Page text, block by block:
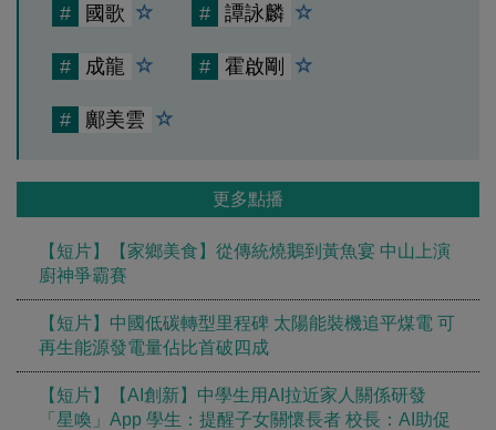
# 國歌 # 譚詠麟
# 成龍 # 霍啟剛
# 鄺美雲
更多點播
【短片】【家鄉美食】從傳統燒鵝到黃魚宴 中山上演
廚神爭霸賽
【短片】中國低碳轉型里程碑 太陽能裝機追平煤電 可
再生能源發電量佔比首破四成
【短片】【AI創新】中學生用AI拉近家人關係研發
「星喚」App 學生：提醒子女關懷長者 校長：AI助促